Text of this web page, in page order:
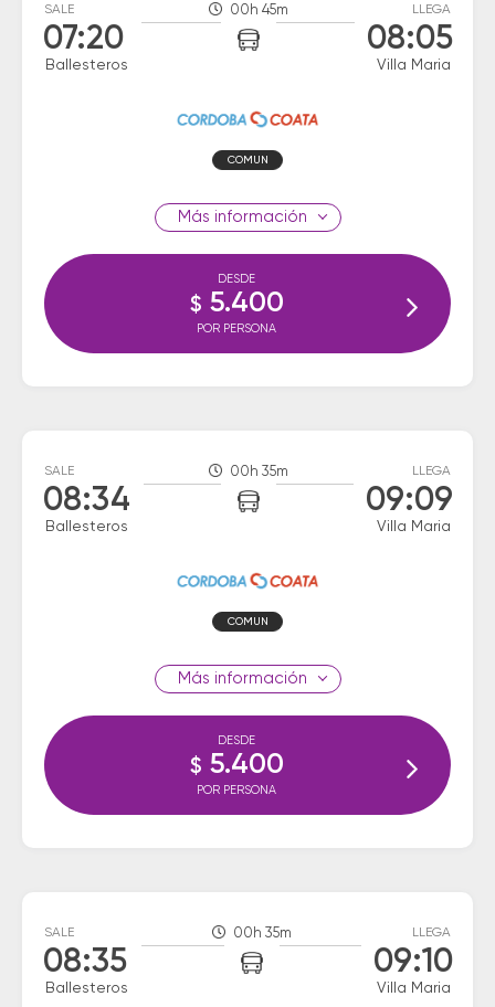
SALE
07:20
Ballesteros
00h 45m LLEGA
08:05
Villa Maria
COMUN
información
DESDE
$ 5.400
POR PERSONA
SALE
08:34
Ballesteros
00h 35m LLEGA
09:09
Villa Maria
COMUN
información
DESDE
$ 5.400
POR PERSONA
SALE
08:35
Ballesteros
00h 35m LLEGA
09:10
Villa Maria